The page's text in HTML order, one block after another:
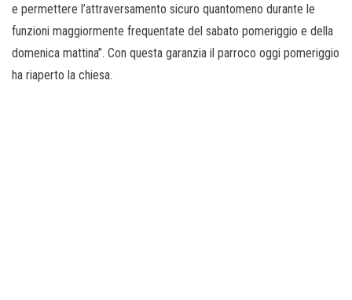
e permettere l’attraversamento sicuro quantomeno durante le
funzioni maggiormente frequentate del sabato pomeriggio e della
domenica mattina”. Con questa garanzia il parroco oggi pomeriggio
ha riaperto la chiesa.